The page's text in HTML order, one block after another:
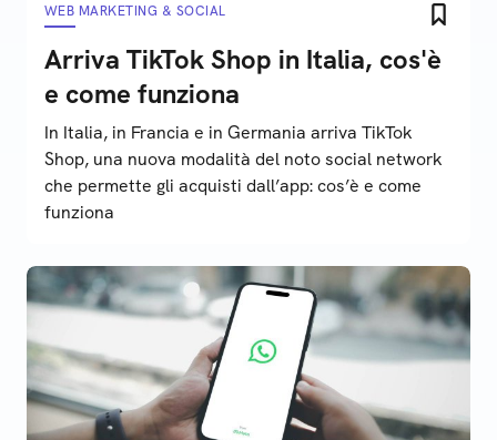
WEB MARKETING & SOCIAL
Arriva TikTok Shop in Italia, cos'è
e come funziona
In Italia, in Francia e in Germania arriva TikTok
Shop, una nuova modalità del noto social network
che permette gli acquisti dall’app: cos’è e come
funziona